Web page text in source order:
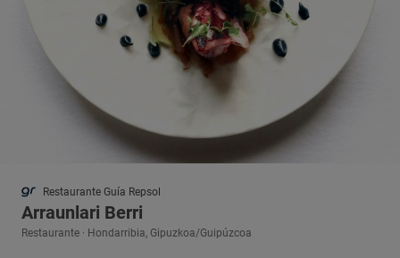
Restaurante Guía Repsol
Arraunlari Berri
Restaurante · Hondarribia, Gipuzkoa/Guipúzcoa